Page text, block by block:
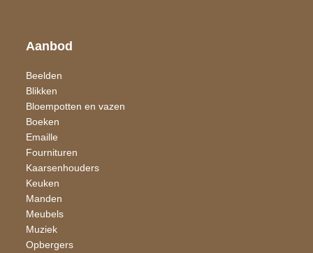
Aanbod
Beelden
Blikken
Bloempotten en vazen
Boeken
Emaille
Fournituren
Kaarsen​houders
Keuken
Manden
Meubels
Muziek
Opbergers